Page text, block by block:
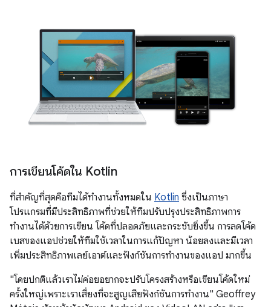
การเขียนโค้ดใน Kotlin
ที่สำคัญที่สุดคือทีมได้ทำงานทั้งหมดใน Kotlin ซึ่งเป็นภาษา
โปรแกรมที่มีประสิทธิภาพที่ช่วยให้ทีมปรับปรุงประสิทธิภาพการ
ทำงานได้ด้วยการเขียน โค้ดที่ปลอดภัยและกระชับยิ่งขึ้น การลดโค้ด
เบสของแอปช่วยให้ทีมใช้เวลาในการแก้ปัญหา น้อยลงและมีเวลา
เพิ่มประสิทธิภาพเลย์เอาต์และฟังก์ชันการทำงานของแอป มากขึ้น
"โดยปกติแล้วเราไม่ค่อยอยากจะปรับโครงสร้างหรือเขียนโค้ดใหม่
ครั้งใหญ่เพราะเราเสี่ยงที่จะสูญเสียฟังก์ชันการทำงาน" Geoffrey